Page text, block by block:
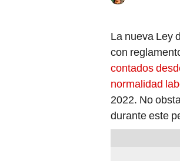
con
contados
normalidad
2022. No
durante este